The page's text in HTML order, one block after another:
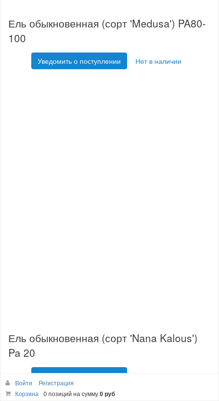
Ель обыкновенная (сорт 'Medusa') PA80-
100
Уведомить о поступлении Нет в наличии
Ель обыкновенная (сорт 'Nana Kalous')
Pa 20
Уведомить о поступлении
Войти
Регистрация
Корзина
0 позиций на сумму0 руб